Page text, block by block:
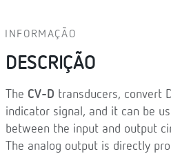
INFORMAÇÃO
DESCRIÇÃO
The CV-D transducers, convert
indicator signal, and it can be
between the input and output
The analog output is directly